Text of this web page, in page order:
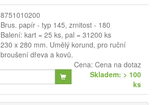
8751010200
Brus. papír - typ 145, zrnitost - 180
Balení: kart = 25 ks, pal = 31200 ks
230 x 280 mm. Umělý korund, pro ruční
broušení dřeva a kovů.
Cena: Cena na dotaz
Skladem: > 100
ks